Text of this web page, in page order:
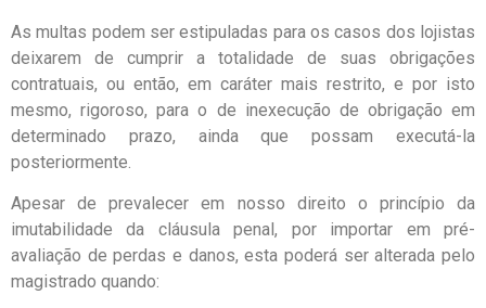
As multas podem ser estipuladas para os casos dos lojistas
deixarem de cumprir a totalidade de suas obrigações
contratuais, ou então, em caráter mais restrito, e por isto
mesmo, rigoroso, para o de inexecução de obrigação em
determinado prazo, ainda que possam executá-la
posteriormente.
Apesar de prevalecer em nosso direito o princípio da
imutabilidade da cláusula penal, por importar em pré-
avaliação de perdas e danos, esta poderá ser alterada pelo
magistrado quando: